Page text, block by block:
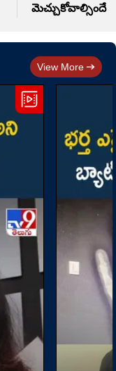
మెచ్చుకోవాల్సిందే
View More